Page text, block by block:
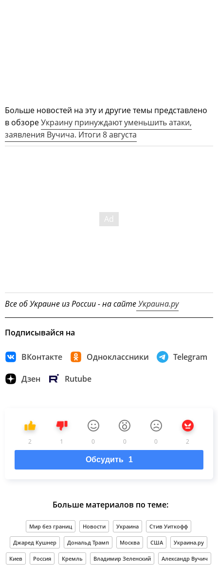
Больше новостей на эту и другие темы представлено
в обзореУкраину принуждают уменьшить атаки,
заявления Вучича. Итоги 8 августа
Все об Украине из России - на сайтеУкраина.ру
Подписывайся на
ВКонтакте Одноклассники Telegram
Дзен Rutube
2 1 0 0 0 2
Обсудить 1
Больше материалов по теме:
Мир без границ Новости Украина Стив Уиткофф
Джаред Кушнер Дональд Трамп Москва США Украина.ру
Киев Россия Кремль Владимир Зеленский Александр Вучич